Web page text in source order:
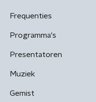
Frequenties
Programma's
Presentatoren
Muziek
Gemist